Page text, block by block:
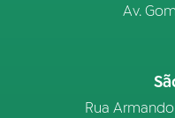
Av.
Rua